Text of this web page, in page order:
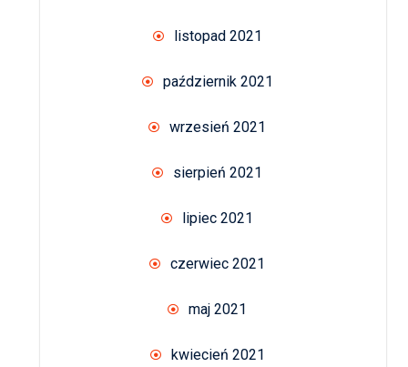
listopad 2021
październik 2021
wrzesień 2021
sierpień 2021
lipiec 2021
czerwiec 2021
maj 2021
kwiecień 2021